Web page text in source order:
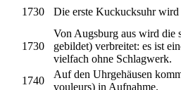
1730
Die erste Kuckucksuhr
1730
Von Augsburg aus wird die
gebildet) verbreitet: es ist
vielfach ohne Schlagwerk.
1740
Auf den Uhrgehäusen
vouleurs) in Aufnahme.